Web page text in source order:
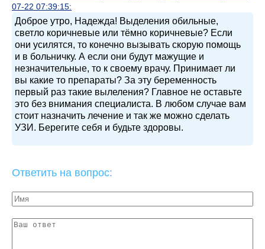
07-22 07:39:15:
Доброе утро, Надежда! Выделения обильные,
светло коричневые или тёмно коричневые? Если
они усилятся, то конечно вызывать скорую помощь
и в больничку. А если они будут мажущие и
незначительные, то к своему врачу. Принимает ли
вы какие то препараты? За эту беременность
первый раз такие вылеления? Главное не оставьте
это без внимания специалиста. В любом случае вам
стоит назначить лечение и так же можно сделать
УЗИ. Берегите себя и будьте здоровы.
Ответить на вопрос: